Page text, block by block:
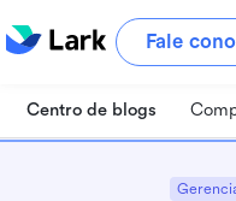
Fale
Centro de blogs